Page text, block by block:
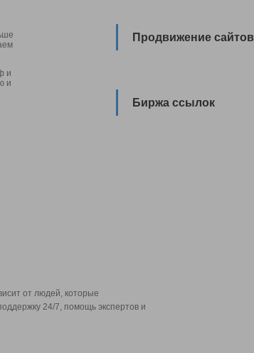
и
и
Продвижение сайтов
Биржа ссылок
от людей, которые
24/7, помощь экспертов и